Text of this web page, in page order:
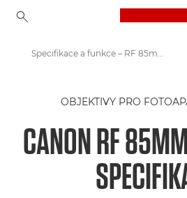
Objektivy Canon
Canon RF 85mm F1.2L USM
Specifikace a funkce – RF 85mm F1.2L USM
OBJEKTIVY PRO
CANON RF